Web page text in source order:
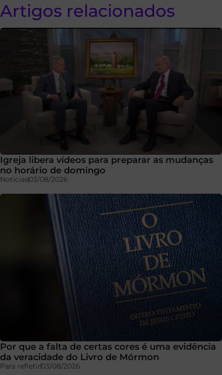
Artigos relacionados
Igreja libera vídeos para preparar as mudanças
no horário de domingo
Notícias03/08/2026
Por que a falta de certas cores é uma evidência
da veracidade do Livro de Mórmon
Para refletir03/08/2026